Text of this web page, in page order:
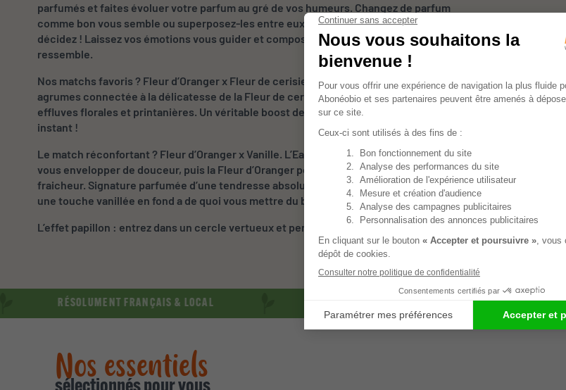
parfumés et faites évoluer votre parfum au gré de vos humeurs. Changez de parfum
comme bon vous semble ou superposez-les entre eux. Feel free, c’est vous qui
décidez ! Laissez vos émotions vous guider et composez la senteur qui vous
ressemble.
Nos matchs favoris ? Fleur d’Oranger x Fleur de cerisier. Toute la fraîcheur des
agrumes connectée à la délicatesse de la Fleur de cerisier, pour un parfum aux
effluves florales et printanières. Un véritable boost de sérénité & joie de vivre en un
instant !
Le match réconfortant ? Fleur d’Oranger x Vanille. L’Eau de parfum Love d’abord, pour
vous envelopper de douceur, puis la Fleur d’Oranger pour libérer son onde de
fraicheur. Signature parfumée d’une tendresse absolue, ce sillage solaire pimpé par
une touche vanillée en fond a de quoi vous mettre du baume au cœur.
L’effet papillon : entrez dans un cercle vertueux et pensez à recharger votre parfum !
RÉSOLUMENT FRANÇAIS & LOCAL
Nos essentiels